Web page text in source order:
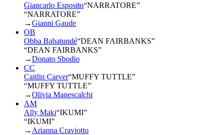
Giancarlo Esposito“NARRATORE”
“NARRATORE”
→Gianni Gaude
OB
Obba Babatundé“DEAN FAIRBANKS”
“DEAN FAIRBANKS”
→Donato Sbodio
CC
Caitlin Carver“MUFFY TUTTLE”
“MUFFY TUTTLE”
→Olivia Manescalchi
AM
Ally Maki“IKUMI”
“IKUMI”
→ Arianna Craviotto